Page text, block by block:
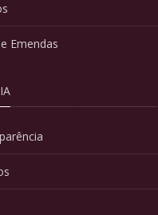
Emendas